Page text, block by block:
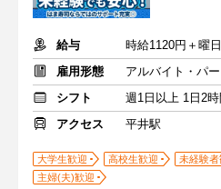
給与
時給1120円＋曜
雇用形態
アルバイト・パー
シフト
週1日以上 1日2
アクセス
平井駅
大学生歓迎 高校生歓迎 未経験者
主婦(夫)歓迎